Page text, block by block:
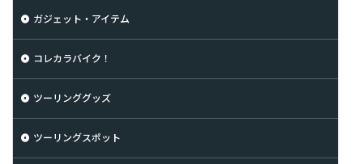
ガジェット・アイテム
コレカラバイク！
ツーリンググッズ
ツーリングスポット